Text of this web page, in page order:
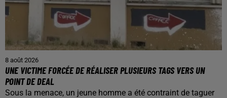
8 août 2026
UNE VICTIME FORCÉE DE RÉALISER PLUSIEURS TAGS VERS UN
POINT DE DEAL
Sous la menace, un jeune homme a été contraint de taguer